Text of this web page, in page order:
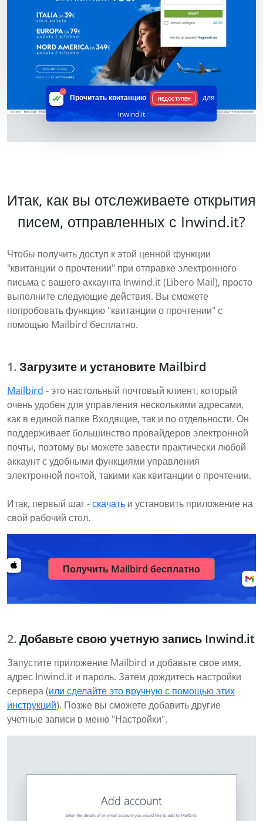
Прочитать квитанцию НЕДОСТУПЕН
для
inwind.it
Итак, как вы отслеживаете открытия
писем, отправленных с Inwind.it?
Чтобы получить доступ к этой ценной функции
"квитанции о прочтении" при отправке электронного
письма с вашего аккаунта Inwind.it (Libero Mail), просто
выполните следующие действия. Вы сможете
попробовать функцию "квитанции о прочтении" с
помощью Mailbird бесплатно.
Загрузите и установите Mailbird
Mailbird - это настольный почтовый клиент, который
очень удобен для управления несколькими адресами,
как в единой папке Входящие, так и по отдельности. Он
поддерживает большинство провайдеров электронной
почты, поэтому вы можете завести практически любой
аккаунт с удобными функциями управления
электронной почтой, такими как квитанции о прочтении.
Итак, первый шаг -скачать и установить приложение на
свой рабочий стол.
Получить Mailbird бесплатно
Добавьте свою учетную запись Inwind.it
Запустите приложение Mailbird и добавьте свое имя,
адрес Inwind.it и пароль. Затем дождитесь настройки
сервера (или сделайте это вручную с помощью этих
инструкций). Позже вы сможете добавить другие
учетные записи в меню "Настройки".